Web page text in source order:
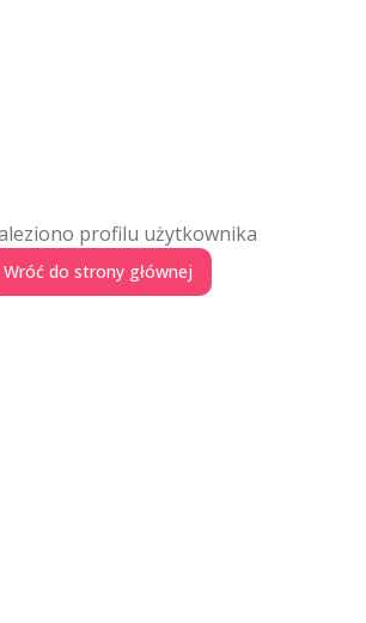
profilu użytkownika
Wróć do strony głównej